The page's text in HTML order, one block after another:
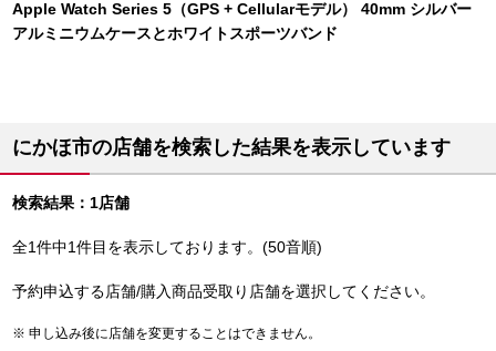
Apple Watch Series 5（GPS + Cellularモデル） 40mm シルバー
アルミニウムケースとホワイトスポーツバンド
にかほ市の店舗を検索した結果を表示しています
検索結果：1店舗
全1件中1件目を表示しております。(50音順)
予約申込する店舗/購入商品受取り店舗を選択してください。
申し込み後に店舗を変更することはできません。